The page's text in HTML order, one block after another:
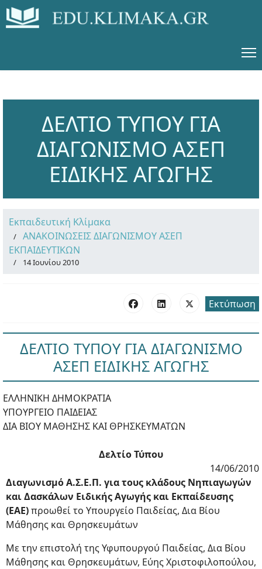
ΔΕΛΤΙΟ ΤΥΠΟΥ ΓΙΑ
ΔΙΑΓΩΝΙΣΜΟ ΑΣΕΠ
ΕΙΔΙΚΗΣ ΑΓΩΓΗΣ
Εκπαιδευτική Κλίμακα
ΑΝΑΚΟΙΝΩΣΕΙΣ ΔΙΑΓΩΝΙΣΜΟΥ ΑΣΕΠ
ΕΚΠΑΙΔΕΥΤΙΚΩΝ
14 Ιουνίου 2010
Εκτύπωση
ΔΕΛΤΙΟ ΤΥΠΟΥ ΓΙΑ ΔΙΑΓΩΝΙΣΜΟ
ΑΣΕΠ ΕΙΔΙΚΗΣ ΑΓΩΓΗΣ
ΕΛΛΗΝΙΚΗ ΔΗΜΟΚΡΑΤΙΑ
ΥΠΟΥΡΓΕΙΟ ΠΑΙΔΕΙΑΣ
ΔΙΑ ΒΙΟΥ ΜΑΘΗΣΗΣ ΚΑΙ ΘΡΗΣΚΕΥΜΑΤΩΝ
Δελτίο Τύπου
14/06/2010
Διαγωνισμό Α.Σ.Ε.Π. για τους κλάδους Νηπιαγωγών
και Δασκάλων Ειδικής Αγωγής και Εκπαίδευσης
(ΕΑΕ)προωθεί το Υπουργείο Παιδείας, Δια Βίου
Μάθησης και Θρησκευμάτων
Με την επιστολή της Υφυπουργού Παιδείας, Δια Βίου
Μάθησης και Θρησκευμάτων, Εύης Χριστοφιλοπούλου,